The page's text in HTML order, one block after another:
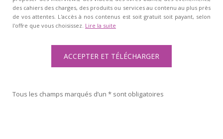
des cahiers des charges, des produits ou services au contenu au plus près
de vos attentes. L'accès à nos contenus est soit gratuit soit payant, selon
l'offre que vous choisissez. Lire la suite
Tous les champs marqués d’un * sont obligatoires